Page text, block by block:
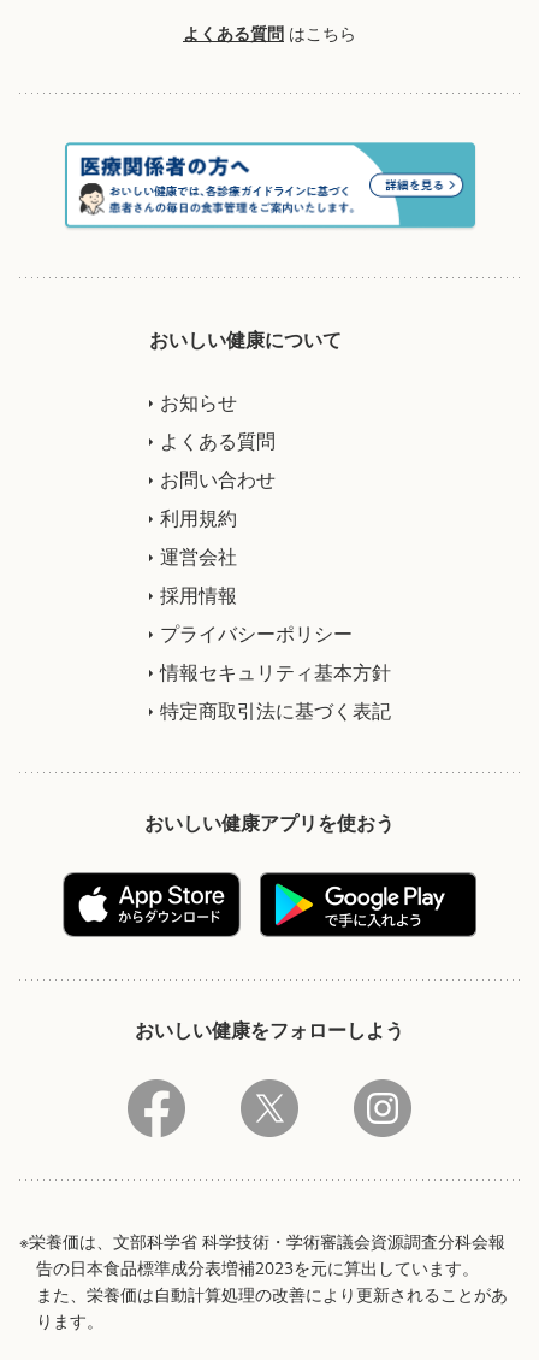
よくある質問 はこちら
おいしい健康について
お知らせ
よくある質問
お問い合わせ
利用規約
運営会社
採用情報
プライバシーポリシー
情報セキュリティ基本方針
特定商取引法に基づく表記
おいしい健康アプリを使おう
おいしい健康をフォローしよう
※栄養価は、文部科学省 科学技術・学術審議会資源調査分科会報
告の日本食品標準成分表増補2023を元に算出しています。
また、栄養価は自動計算処理の改善により更新されることがあ
ります。